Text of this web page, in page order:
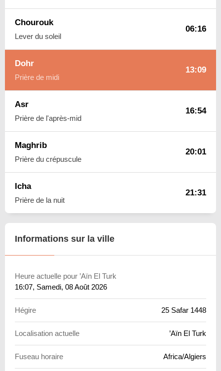
Chourouk
Lever du soleil
06:16
Dohr
Prière de midi
13:09
Asr
Prière de l'après-mid
16:54
Maghrib
Prière du crépuscule
20:01
Icha
Prière de la nuit
21:31
Informations sur la ville
Heure actuelle pour ’Aïn El Turk
16:07, Samedi, 08 Août 2026
Hégire 25 Safar 1448
Localisation actuelle ’Aïn El Turk
Fuseau horaire Africa/Algiers